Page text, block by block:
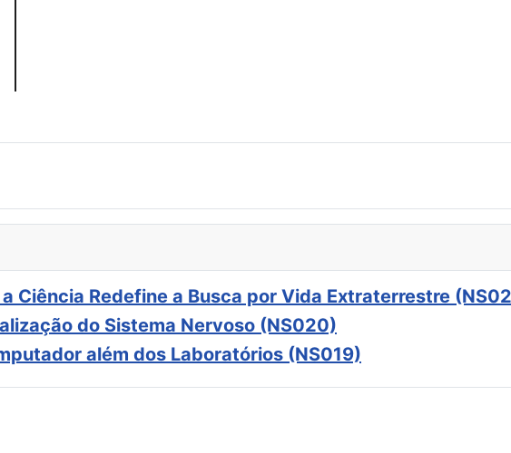
Ciência Redefine a Busca por Vida Extraterrestre
do Sistema Nervoso (NS020)
além dos Laboratórios (NS019)